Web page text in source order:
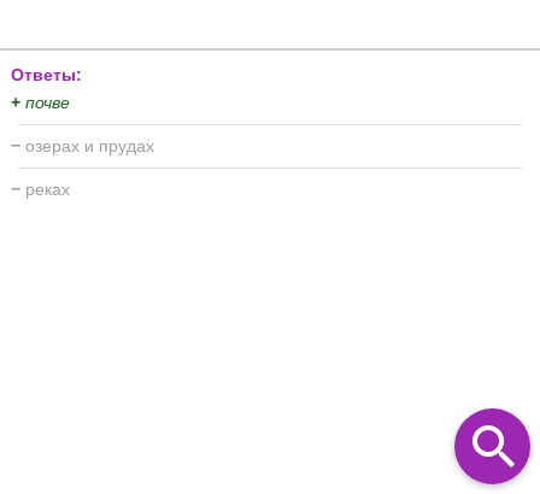
Ответы:
+ почве
− озерах и прудах
− реках